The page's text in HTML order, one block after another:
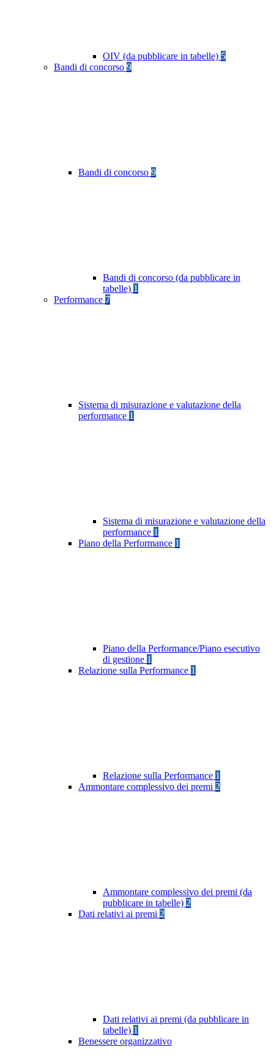
OIV (da pubblicare in tabelle) 5
Bandi di concorso 9
Bandi di concorso 9
Bandi di concorso (da pubblicare in
tabelle) 1
Performance 7
Sistema di misurazione e valutazione della
performance 1
Sistema di misurazione e valutazione della
performance 1
Piano della Performance 1
Piano della Performance/Piano esecutivo
di gestione 1
Relazione sulla Performance 1
Relazione sulla Performance 1
Ammontare complessivo dei premi 2
Ammontare complessivo dei premi (da
pubblicare in tabelle) 2
Dati relativi ai premi 2
Dati relativi ai premi (da pubblicare in
tabelle) 1
Benessere organizzativo